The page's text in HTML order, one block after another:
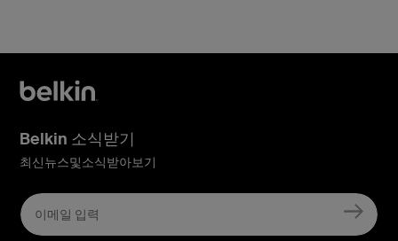
Belkin 소식받기
최신뉴스및소식받아보기